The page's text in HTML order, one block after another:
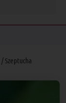
/ Szeptucha